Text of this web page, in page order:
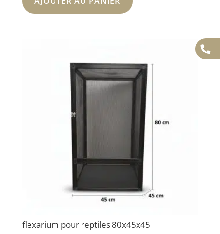
flexarium pour reptiles 80x45x45